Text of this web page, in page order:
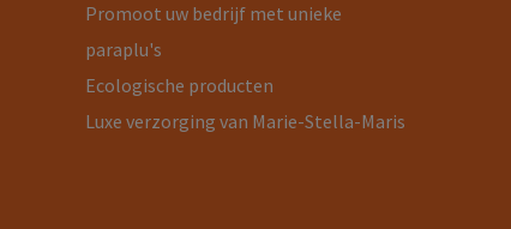
Promoot uw bedrijf met unieke
paraplu's
Ecologische producten
Luxe verzorging van Marie-Stella-Maris